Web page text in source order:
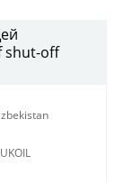
shut-off